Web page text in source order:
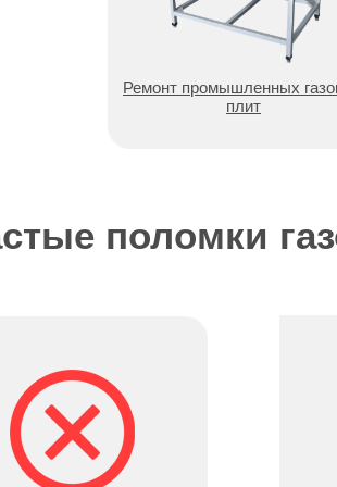
Ремонт промышленных
плит
поломки